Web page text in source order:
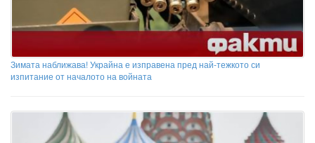
Зимата наближава! Украйна е изправена пред най-тежкото си
изпитание от началото на войната